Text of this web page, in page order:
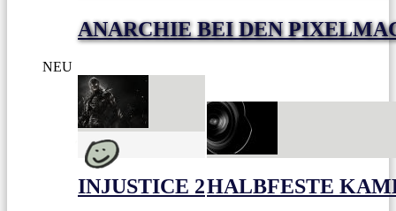
ANARCHIE BEI DEN
NEU
INJUSTICE 2HALBFESTE